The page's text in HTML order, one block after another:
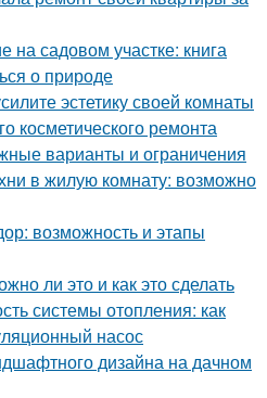
на садовом участке: книга
о природе
эстетику своей комнаты
косметического ремонта
варианты и ограничения
в жилую комнату: возможно
возможность и этапы
ли это и как это сделать
системы отопления: как
насос
дизайна на дачном